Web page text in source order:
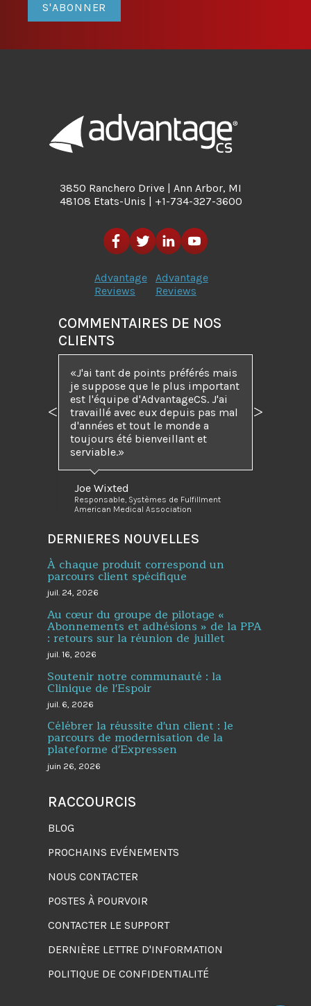
S'ABONNER
3850 Ranchero Drive | Ann Arbor, MI
48108 Etats-Unis | +1-734-327-3600
Advantage
Reviews
Advantage
Reviews
COMMENTAIRES DE NOS
CLIENTS
J'ai tant de points préférés mais
je suppose que le plus important
est l'équipe d'AdvantageCS. J'ai
travaillé avec eux depuis pas mal
d'années et tout le monde a
toujours été bienveillant et
serviable.
Joe Wixted
Responsable, Systèmes de Fulfillment
American Medical Association
Précédent Suivant
DERNIERES NOUVELLES
À chaque produit correspond un
parcours client spécifique
juil. 24, 2026
Au cœur du groupe de pilotage «
Abonnements et adhésions » de la PPA
: retours sur la réunion de juillet
juil. 16, 2026
Soutenir notre communauté : la
Clinique de l'Espoir
juil. 6, 2026
Célébrer la réussite d'un client : le
parcours de modernisation de la
plateforme d'Expressen
juin 26, 2026
RACCOURCIS
BLOG
PROCHAINS EVÉNEMENTS
NOUS CONTACTER
POSTES À POURVOIR
CONTACTER LE SUPPORT
DERNIÈRE LETTRE D'INFORMATION
POLITIQUE DE CONFIDENTIALITÉ